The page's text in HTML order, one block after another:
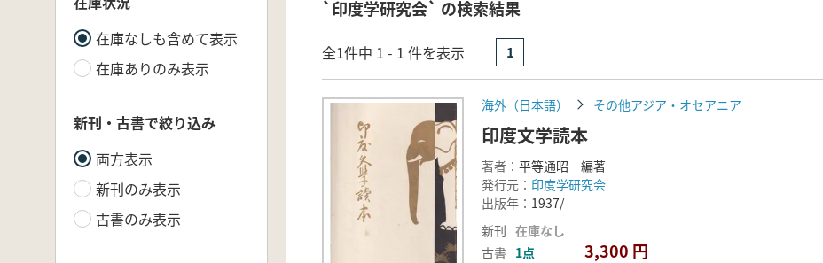
在庫なしも含めて表示
在庫ありのみ表示
新刊・古書で絞り込み
両方表示
新刊のみ表示
古書のみ表示
`印度学研究会` の検索結果
全1件中 1 - 1 件を表示 1
海外（日本語） その他アジア・オセアニア
印度文学読本
著者： 平等通昭 編著
発行元： 印度学研究会
出版年： 1937/
新刊 在庫なし
古書 1点 3,300 円